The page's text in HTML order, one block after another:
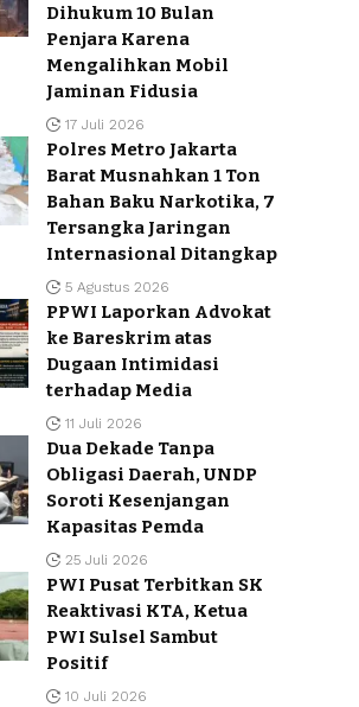
Dihukum 10 Bulan
Penjara Karena
Mengalihkan Mobil
Jaminan Fidusia
17 Juli 2026
Polres Metro Jakarta
Barat Musnahkan 1 Ton
Bahan Baku Narkotika, 7
Tersangka Jaringan
Internasional Ditangkap
5 Agustus 2026
PPWI Laporkan Advokat
ke Bareskrim atas
Dugaan Intimidasi
terhadap Media
11 Juli 2026
Dua Dekade Tanpa
Obligasi Daerah, UNDP
Soroti Kesenjangan
Kapasitas Pemda
25 Juli 2026
PWI Pusat Terbitkan SK
Reaktivasi KTA, Ketua
PWI Sulsel Sambut
Positif
10 Juli 2026